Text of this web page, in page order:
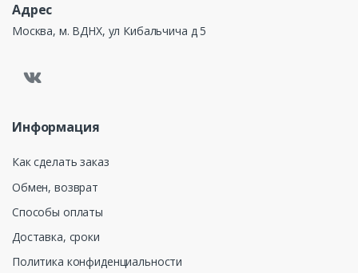
Адрес
Москва, м. ВДНХ, ул Кибальчича д 5
Информация
Как сделать заказ
Обмен, возврат
Способы оплаты
Доставка, сроки
Политика конфиденциальности